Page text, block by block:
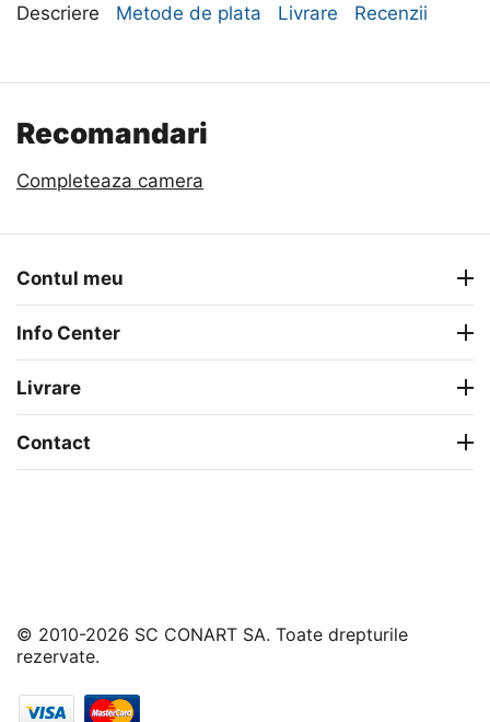
Descriere Metode de plata Livrare Recenzii
Recomandari
Completeaza camera
Contul meu
Info Center
Livrare
Contact
© 2010-2026 SC CONART SA. Toate drepturile
rezervate.